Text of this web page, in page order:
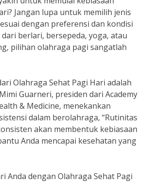
Jangan lupa untuk memilih jenis
dengan preferensi dan kondisi
berlari, bersepeda, yoga, atau
pilihan olahraga pagi sangatlah
Olahraga Sehat Pagi Hari adalah
Guarneri, presiden dari Academy
& Medicine, menekankan
dalam berolahraga, “Rutinitas
akan membentuk kebiasaan
Anda mencapai kesehatan yang
Anda dengan Olahraga Sehat Pagi